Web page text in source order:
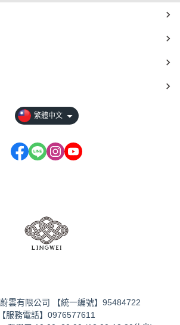
雲有限公司 【統一編號】 95484722
【服務電話】 0976577611
繁體中文